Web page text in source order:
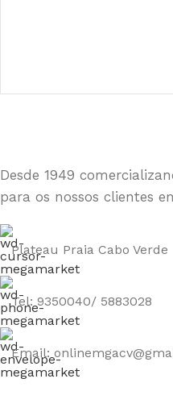
Desde 1949
para os nossos clientes
Plateau Praia Cabo Verde
Tel: 9350040/ 5883028
Email: